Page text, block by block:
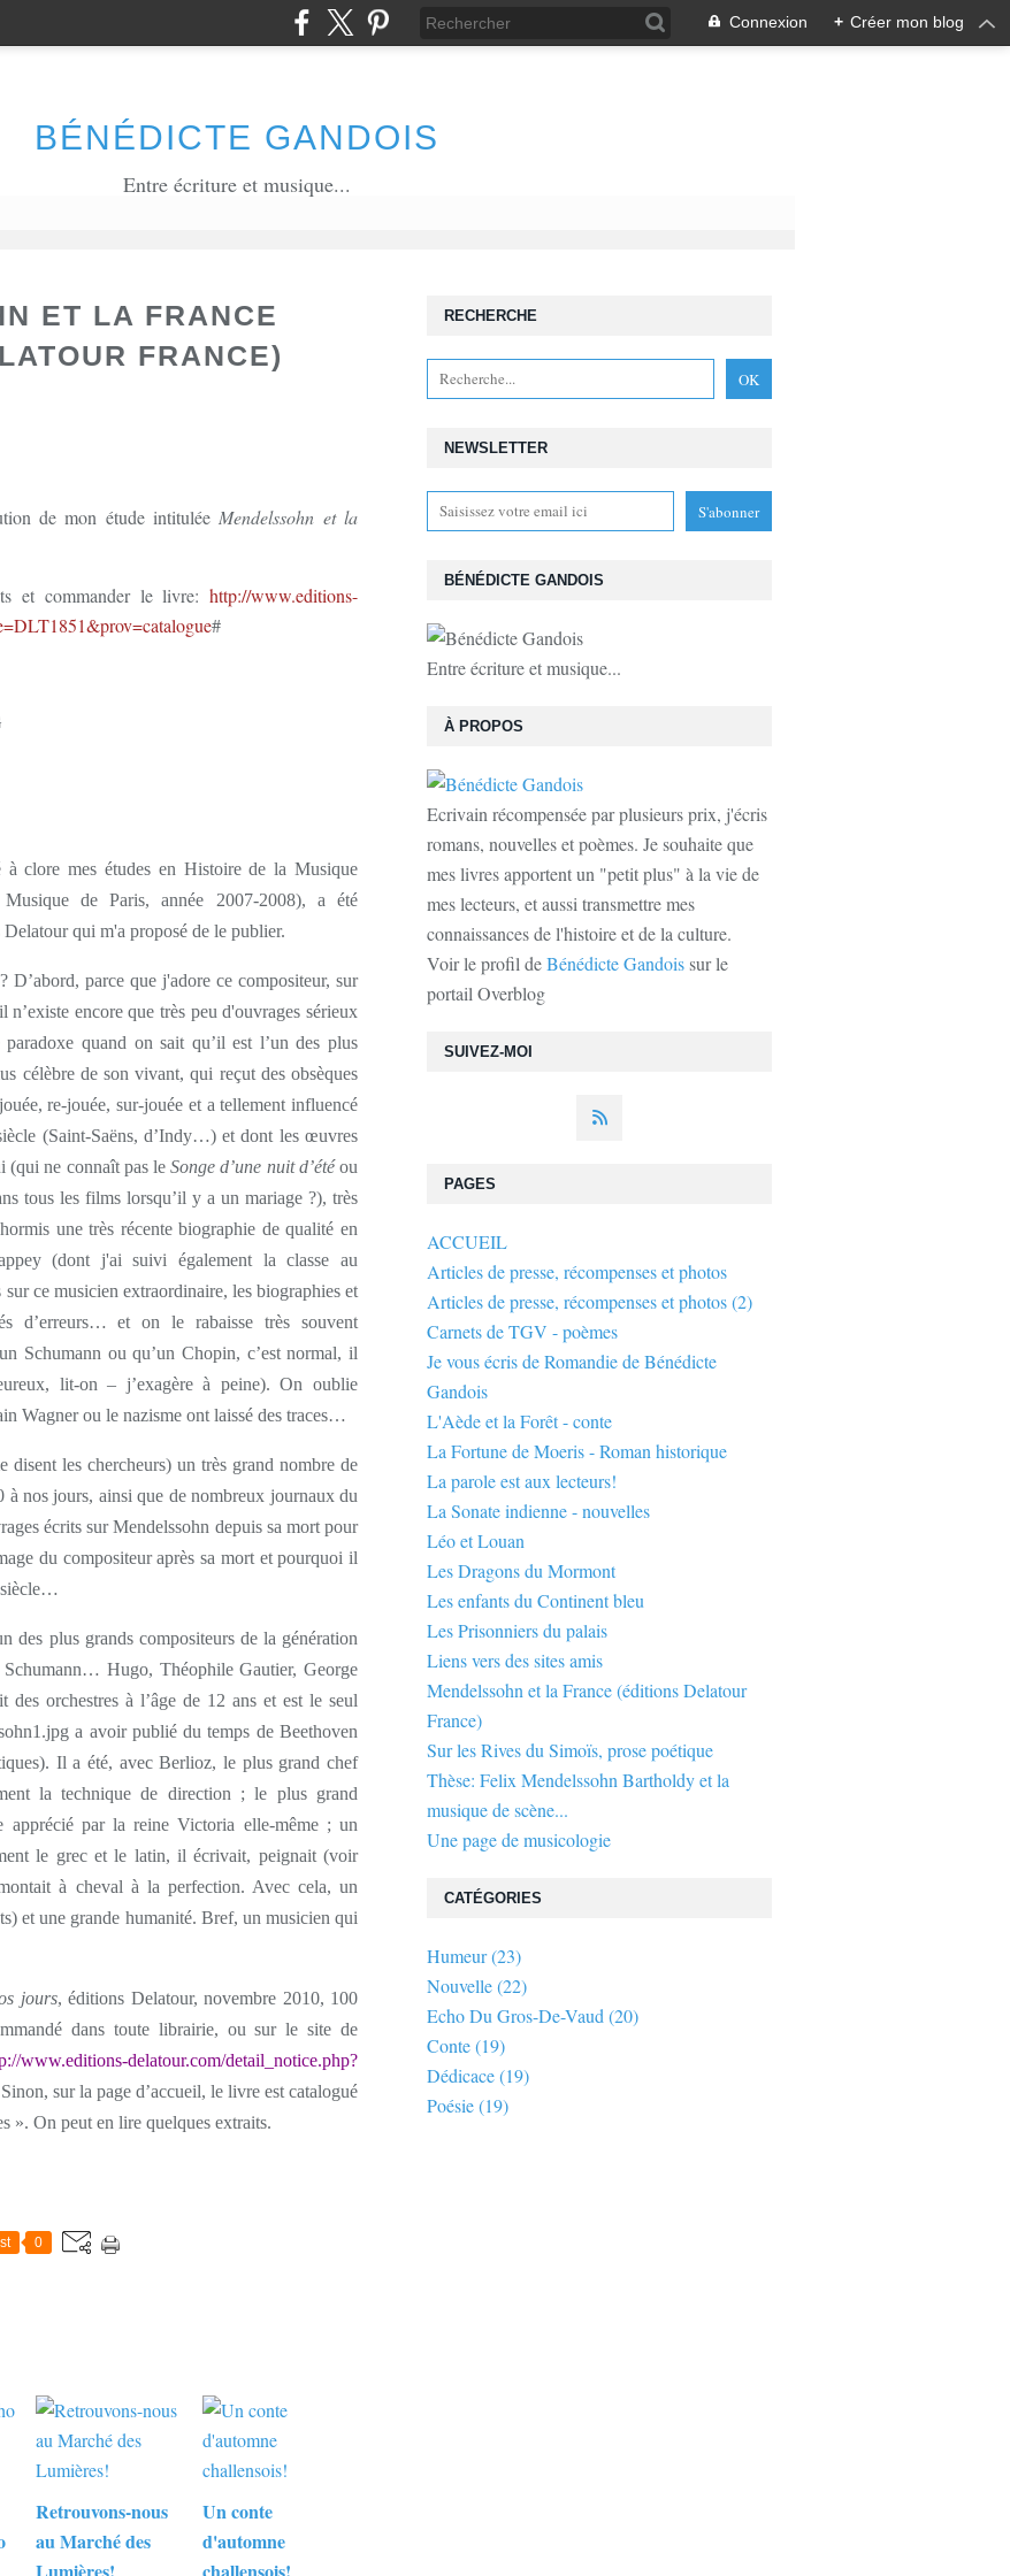
Connexion + Créer mon blog
BÉNÉDICTE GANDOIS
Entre écriture et musique...
ET LA FRANCE
FRANCE)
de mon étude intitulée Mendelssohn et la
et commander le livre: http://www.editions-
#
à clore mes études en Histoire de la Musique
de Paris, année 2007-2008), a été
qui m'a proposé de le publier.
parce que j'adore ce compositeur, sur
n’existe encore que très peu d'ouvrages sérieux
quand on sait qu’il est l’un des plus
célèbre de son vivant, qui reçut des obsèques
re-jouée, sur-jouée et a tellement influencé
(Saint-Saëns, d’Indy…) et dont les œuvres
(qui ne connaît pas leSonge d’une nuit d’étéou
tous les films lorsqu’il y a un mariage ?), très
une très récente biographie de qualité en
(dont j'ai suivi également la classe au
ce musicien extraordinaire, les biographies et
d’erreurs… et on le rabaisse très souvent
Schumann ou qu’un Chopin, c’est normal, il
lit-on – j’exagère à peine). On oublie
Wagner ou le nazisme ont laissé des traces…
les chercheurs) un très grand nombre de
à nos jours, ainsi que de nombreux journaux du
écrits sur Mendelssohn depuis sa mort pour
du compositeur après sa mort et pourquoi il
siècle…
des plus grands compositeurs de la génération
Hugo, Théophile Gautier, George
orchestres à l’âge de 12 ans et est le seul
a avoir publié du temps de Beethoven
Il a été, avec Berlioz, le plus grand chef
la technique de direction ; le plus grand
apprécié par la reine Victoria elle-même ; un
le grec et le latin, il écrivait, peignait (voir
à cheval à la perfection. Avec cela, un
et une grande humanité. Bref, un musicien qui
jours, éditions Delatour, novembre 2010, 100
dans toute librairie, ou sur le site de
www.editions-delatour.com/detail_notice.php?
sur la page d’accueil, le livre est catalogué
». On peut en lire quelques extraits.
0
Retrouvons-nous
au Marché des
Un conte
d'automne
NEWSLETTER
SUIVEZ-MOI
RECHERCHE
BÉNÉDICTE GANDOIS
Entre écriture et musique...
À PROPOS
Ecrivain récompensée par plusieurs prix, j'écris
romans, nouvelles et poèmes. Je souhaite que
mes livres apportent un "petit plus" à la vie de
mes lecteurs, et aussi transmettre mes
connaissances de l'histoire et de la culture.
Voir le profil deBénédicte Gandoissur le
portail Overblog
PAGES
ACCUEIL
Articles de presse, récompenses et photos
Articles de presse, récompenses et photos (2)
Carnets de TGV - poèmes
Je vous écris de Romandie de Bénédicte
Gandois
L'Aède et la Forêt - conte
La Fortune de Moeris - Roman historique
La parole est aux lecteurs!
La Sonate indienne - nouvelles
Léo et Louan
Les Dragons du Mormont
Les enfants du Continent bleu
Les Prisonniers du palais
Liens vers des sites amis
Mendelssohn et la France (éditions Delatour
France)
Sur les Rives du Simoïs, prose poétique
Thèse: Felix Mendelssohn Bartholdy et la
musique de scène...
Une page de musicologie
CATÉGORIES
Humeur(23)
Nouvelle(22)
Echo Du Gros-De-Vaud (20)
Conte(19)
Dédicace(19)
Poésie(19)